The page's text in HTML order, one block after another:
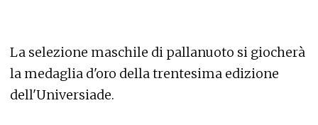
La selezione maschile di pallanuoto si giocherà
la medaglia d'oro della trentesima edizione
dell'Universiade.